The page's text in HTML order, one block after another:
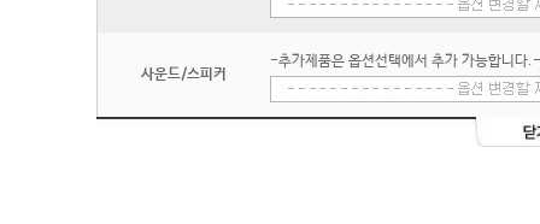
사운드/스피커
-추가제품은 옵션선택에서 추가 가능합니다.-